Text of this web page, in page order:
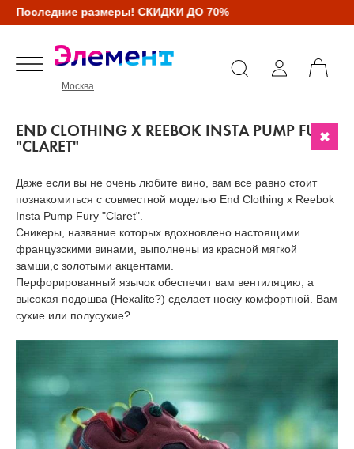
размеры! СКИДКИ ДО 70%
Москва
END CLOTHING X REEBOK INSTA PUMP FURY
"CLARET"
Даже если вы не очень любите вино, вам все равно стоит
познакомиться с совместной моделью End Clothing x Reebok
Insta Pump Fury "Claret".
Сникеры, название которых вдохновлено настоящими
французскими винами, выполнены из красной мягкой
замши,с золотыми акцентами.
Перфорированный язычок обеспечит вам вентиляцию, а
высокая подошва (Hexalite?) сделает носку комфортной. Вам
сухие или полусухие?